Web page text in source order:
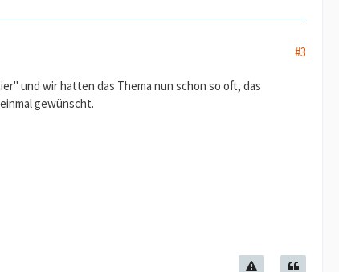
#3
und wir hatten das Thema nun schon so oft, das
gewünscht.